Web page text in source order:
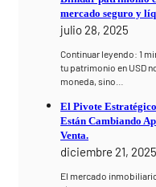
mercado seguro y
julio 28, 2025
Continuar leyendo: 1
tu patrimonio en USD
moneda, sino…
El Pivote
Están Cambiando
Venta.
diciembre 21, 2025
El mercado